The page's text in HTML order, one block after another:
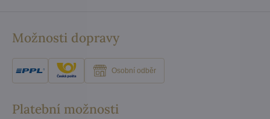
Možnosti dopravy
Osobní odběr
Platební možnosti